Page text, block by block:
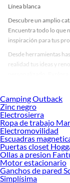
Línea blanca
Descubre un amplio
Encuentra todo lo que
inspiración para tus
Desde herramientas
realidad tus ideas y
accesorios de calidad
Desde remodelaciones
tus ideas realidad.
Línea blanca!
Explora la variedad
Herramientas,
renovación de
ofrecerte!
Encuentra una amplia
Camping Outback
Zinc negro
Electrosierra
Ropa de trabajo
Electromovilidad
Escuadras
Puertas closet
Ollas a presion
Motor estacionario
Ganchos de pared
Simplísima